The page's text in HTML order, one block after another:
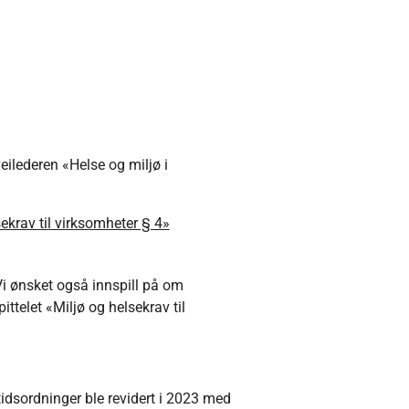
«Helse og miljø i
til virksomheter § 4»
ønsket også innspill på om
«Miljø og helsekrav til
ble revidert i 2023 med